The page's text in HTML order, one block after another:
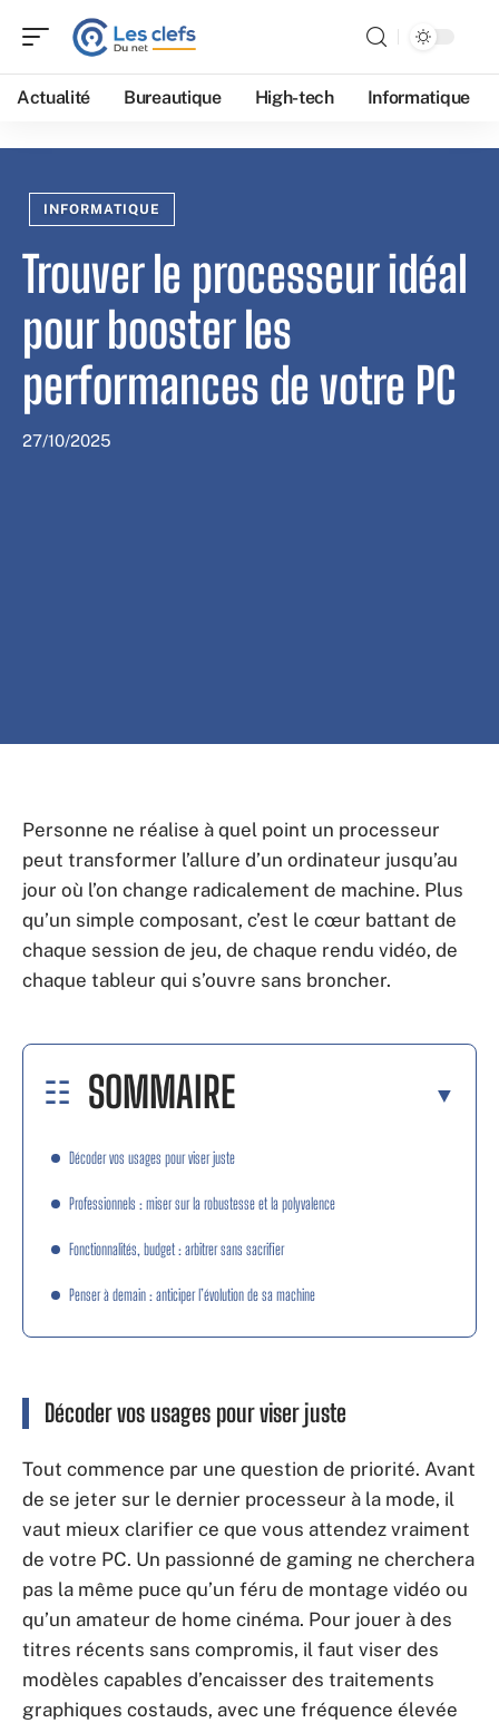
Actualité Bureautique High-tech Informatique
INFORMATIQUE
Trouver le processeur idéal
pour booster les
performances de votre PC
27/10/2025
Personne ne réalise à quel point un processeur
peut transformer l’allure d’un ordinateur jusqu’au
jour où l’on change radicalement de machine. Plus
qu’un simple composant, c’est le cœur battant de
chaque session de jeu, de chaque rendu vidéo, de
chaque tableur qui s’ouvre sans broncher.
SOMMAIRE
Décoder vos usages pour viser juste
Professionnels : miser sur la robustesse et la polyvalence
Fonctionnalités, budget : arbitrer sans sacrifier
Penser à demain : anticiper l’évolution de sa machine
Décoder vos usages pour viser juste
Tout commence par une question de priorité. Avant
de se jeter sur le dernier processeur à la mode, il
vaut mieux clarifier ce que vous attendez vraiment
de votre PC. Un passionné de gaming ne cherchera
pas la même puce qu’un féru de montage vidéo ou
qu’un amateur de home cinéma. Pour jouer à des
titres récents sans compromis, il faut viser des
modèles capables d’encaisser des traitements
graphiques costauds, avec une fréquence élevée